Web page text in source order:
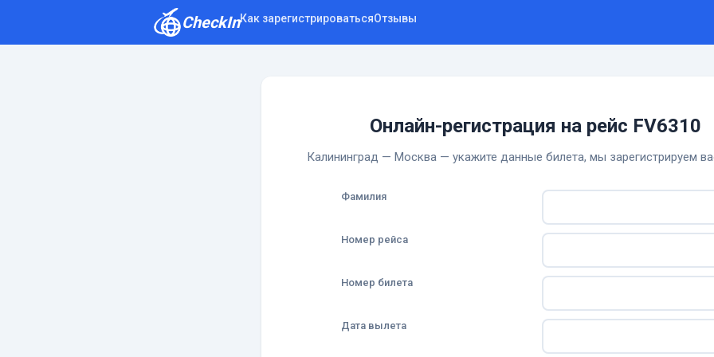
CheckInКак зарегистрироватьсяОтзывы
Онлайн-регистрация на рейс FV6310
Калининград — Москва — укажите данные билета, мы зарегистрируем
Фамилия
Номер рейса
Номер билета
Дата вылета